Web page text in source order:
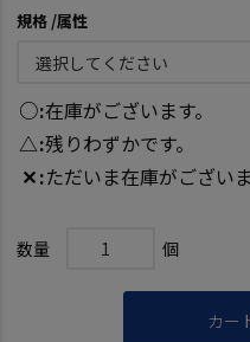
規格 属性
○ 在庫がございます。
△ 残りわずかです。
✕ ただいま在庫がござい
カー